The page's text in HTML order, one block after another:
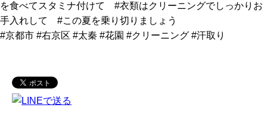
を食べてスタミナ付けて #衣類はクリーニングでしっかりお
手入れして #この夏を乗り切りましょう
#京都市 #右京区 #太秦 #花園 #クリーニング #汗取り